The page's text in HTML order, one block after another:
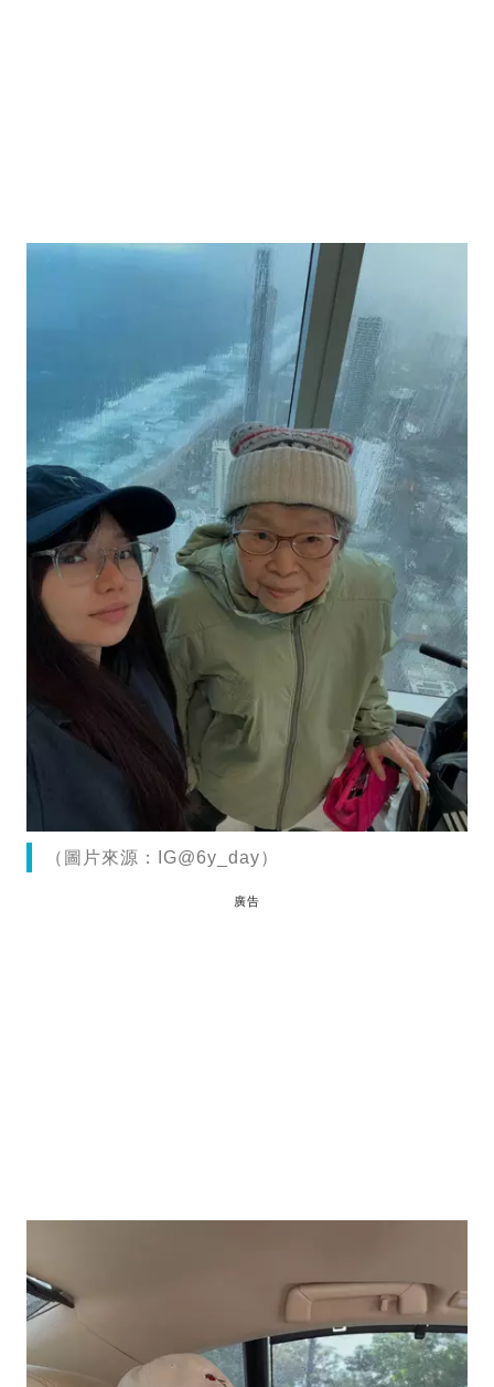
（圖片來源：IG@6y_day）
廣告